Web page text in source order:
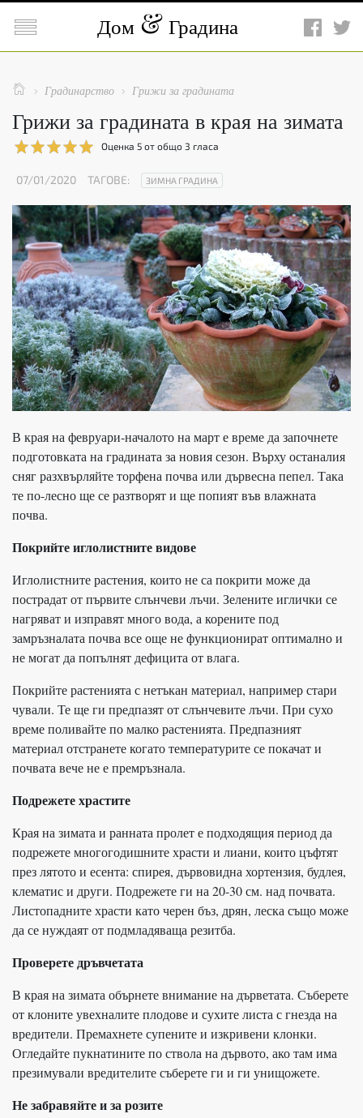
 Дом Градина
  Градинарство  Грижи за градината
Грижи за градината в края на зимата
Оценка 5 от общо 3 гласа
07/01/2020 ТАГОВЕ: ЗИМНА ГРАДИНА
В края на февруари-началото на март е време да започнете
подготовката на градината за новия сезон. Върху останалия
сняг разхвърляйте торфена почва или дървесна пепел. Така
те по-лесно ще се разтворят и ще попият във влажната
почва.
Покрийте иглолистните видове
Иглолистните растения, които не са покрити може да
пострадат от първите слънчеви лъчи. Зелените иглички се
нагряват и изправят много вода, а корените под
замръзналата почва все още не функционират оптимално и
не могат да попълнят дефицита от влага.
Покрийте растенията с нетъкан материал, например стари
чували. Те ще ги предпазят от слънчевите лъчи. При сухо
време поливайте по малко растенията. Предпазният
материал отстранете когато температурите се покачат и
почвата вече не е премръзнала.
Подрежете храстите
Края на зимата и ранната пролет е подходящия период да
подрежете многогодишните храсти и лиани, които цъфтят
през лятото и есента: спирея, дървовидна хортензия, будлея,
клематис и други. Подрежете ги на 20-30 см. над почвата.
Листопадните храсти като черен бъз, дрян, леска също може
да се нуждаят от подмладяваща резитба.
Проверете дръвчетата
В края на зимата обърнете внимание на дърветата. Съберете
от клоните увехналите плодове и сухите листа с гнезда на
вредители. Премахнете супените и изкривени клонки.
Огледайте пукнатините по ствола на дървото, ако там има
презимували вредителите съберете ги и ги унищожете.
Не забравяйте и за розите